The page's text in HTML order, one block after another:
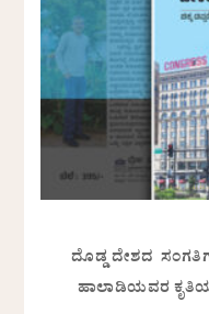
ದೊಡ್ಡ ದೇಶದ
ಹಾಲಾಡಿಯವರ